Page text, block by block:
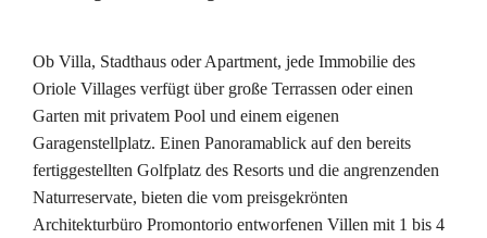
Ob Villa, Stadthaus oder Apartment, jede Immobilie des
Oriole Villages verfügt über große Terrassen oder einen
Garten mit privatem Pool und einem eigenen
Garagenstellplatz. Einen Panoramablick auf den bereits
fertiggestellten Golfplatz des Resorts und die angrenzenden
Naturreservate, bieten die vom preisgekrönten
Architekturbüro Promontorio entworfenen Villen mit 1 bis 4